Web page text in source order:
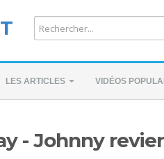
LES ARTICLES VIDÉOS
- Johnny